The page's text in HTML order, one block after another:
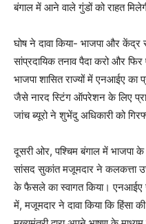
बंगाल में आने वाले गुंडों को राहत
घोष ने दावा किया- भाजपा और
सांप्रदायिक तनाव पैदा करो और
भाजपा शासित राज्यों में एनआईए का
जैसे नारद स्टिंग ऑपरेशन के लिए
जांच ब्यूरो ने शुभेंदु अधिकारी को
दूसरी ओर, पश्चिम बंगाल में भाजपा
सांसद सुकांत मजूमदार ने कलकत्ता
के फैसले का स्वागत किया।
में, मजूमदार ने दावा किया कि हिंसा